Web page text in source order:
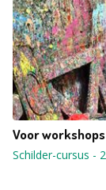
Voor
Schilder-cursus -